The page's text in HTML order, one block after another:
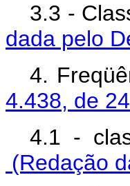
3.3 -
dada pelo
4.
4.438, de
4.1 -
(Redação